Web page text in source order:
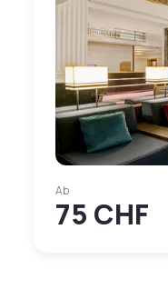
Ab
75 CHF